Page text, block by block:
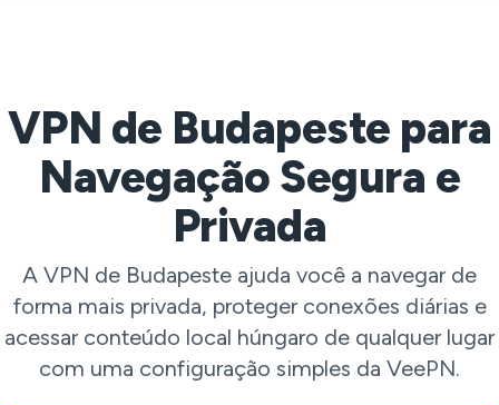
VPN de Budapeste para
Navegação Segura e
Privada
A VPN de Budapeste ajuda você a navegar de
forma mais privada, proteger conexões diárias e
acessar conteúdo local húngaro de qualquer lugar
com uma configuração simples da VeePN.